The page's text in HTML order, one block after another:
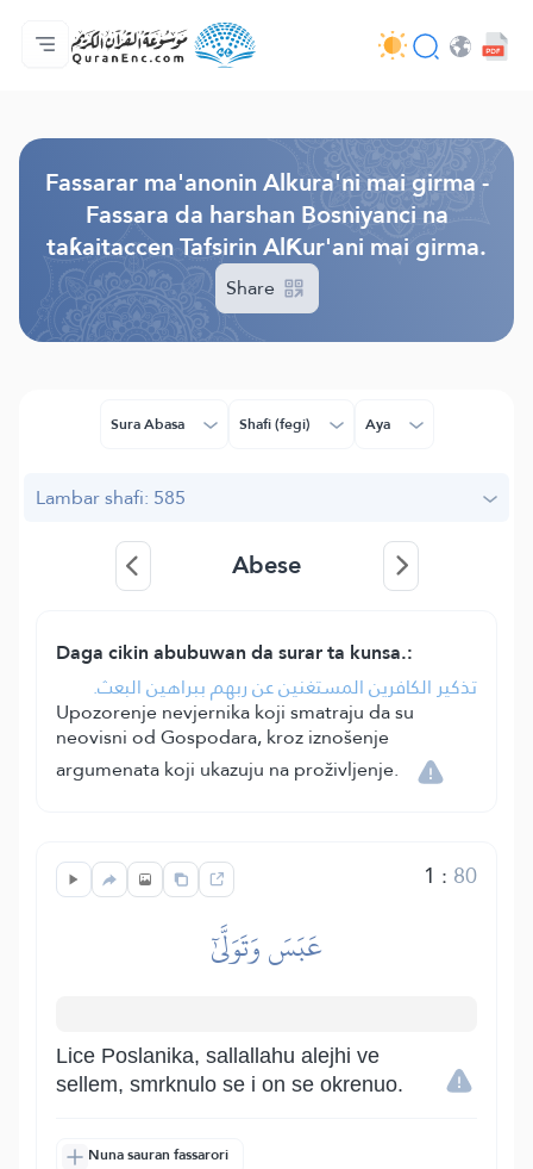
Gida
Jerin ginshikan taken fassarorin
Audio
Ayyukan masu bunkasawa - API
Dangane da wannan aikin
Ka tuntube mu
Harshe
Fassarar ma'anonin Alkura'ni mai girma -
Fassara da harshan Bosniyanci na
taƙaitaccen Tafsirin AlƘur'ani mai girma.
Share
Sura Abasa Shafi (fegi) Aya
Lambar shafi: 585
Abese
Daga cikin abubuwan da surar ta kunsa.:
تذكير الكافرين المستغنين عن ربهم ببراهين البعث.
Upozorenje nevjernika koji smatraju da su
neovisni od Gospodara, kroz iznošenje
argumenata koji ukazuju na proživljenje.
1 : 80
عَبَسَ وَتَوَلَّىٰٓ
Lice Poslanika, sallallahu alejhi ve
sellem, smrknulo se i on se okrenuo.
Nuna sauran fassarori